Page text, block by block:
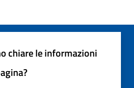
chiare le informazioni